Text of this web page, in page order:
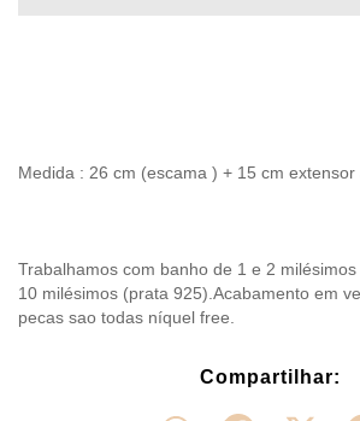
Medida : 26 cm (escama ) + 15 cm
Trabalhamos com banho de 1 e 2
10 milésimos (prata 925).Acabamento em
pecas sao todas níquel free.
Compartilhar: